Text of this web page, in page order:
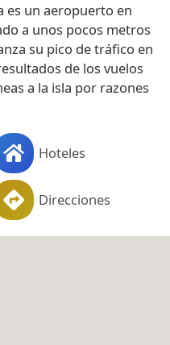
es un aeropuerto en
a unos pocos metros
su pico de tráfico en
de los vuelos
a la isla por razones
Hoteles
Direcciones